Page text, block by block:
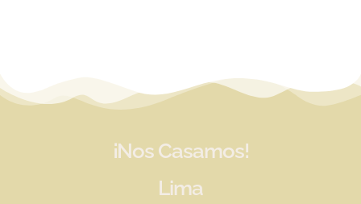
¡Nos Casamos!
Lima